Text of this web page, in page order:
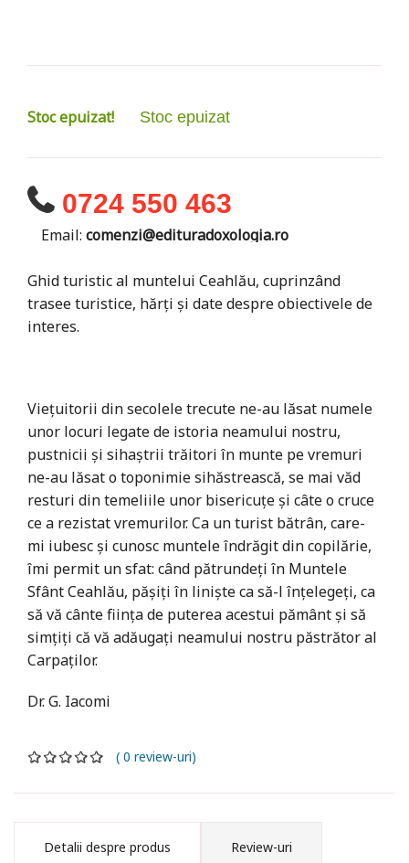
Stoc epuizat! Stoc epuizat
0724 550 463
Email: comenzi@edituradoxologia.ro
Ghid turistic al muntelui Ceahlău, cuprinzând
trasee turistice, hărți și date despre obiectivele de
interes.
Viețuitorii din secolele trecute ne-au lăsat numele
unor locuri legate de istoria neamului nostru,
pustnicii și sihaștrii trăitori în munte pe vremuri
ne-au lăsat o toponimie sihăstrească, se mai văd
resturi din temeliile unor bisericuțe și câte o cruce
ce a rezistat vremurilor. Ca un turist bătrân, care-
mi iubesc și cunosc muntele îndrăgit din copilărie,
îmi permit un sfat: când pătrundeți în Muntele
Sfânt Ceahlău, pășiți în liniște ca să-l înțelegeți, ca
să vă cânte ființa de puterea acestui pământ și să
simțiți că vă adăugați neamului nostru păstrător al
Carpaților.
Dr. G. Iacomi
( 0 review-uri)
Detalii despre produs Review-uri